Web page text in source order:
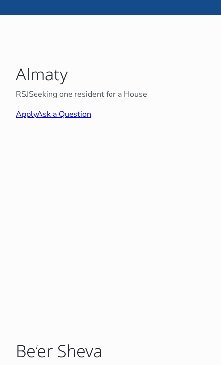
Almaty
RSJSeeking one resident for a House
ApplyAsk a Question
Be’er Sheva